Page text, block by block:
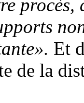
procès,
Et
de la